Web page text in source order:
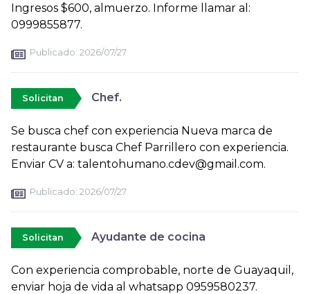
Ingresos $600, almuerzo. Informe llamar al:
0999855877.
Publicado: 2026/07/27
Solicitan Chef.
Se busca chef con experiencia Nueva marca de
restaurante busca Chef Parrillero con experiencia.
Enviar CV a: talentohumano.cdev@gmail.com.
Publicado: 2026/07/27
Solicitan Ayudante de cocina
Con experiencia comprobable, norte de Guayaquil,
enviar hoja de vida al whatsapp 0959580237.